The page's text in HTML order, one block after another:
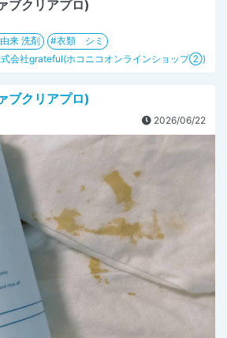
ブクリアプロ)
来 洗剤
衣類 シミ
会社grateful(ホコニコオンラインショップ②)
ブクリアプロ)
2026/06/22